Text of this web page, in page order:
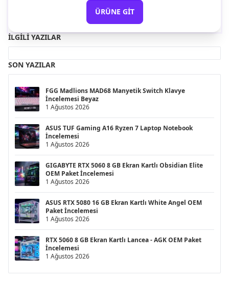
ÜRÜNE GIT
İLGILI YAZILAR
SON YAZILAR
FGG Madlions MAD68 Manyetik Switch Klavye
İncelemesi Beyaz
1 Ağustos 2026
ASUS TUF Gaming A16 Ryzen 7 Laptop Notebook
İncelemesi
1 Ağustos 2026
GIGABYTE RTX 5060 8 GB Ekran Kartlı Obsidian Elite
OEM Paket İncelemesi
1 Ağustos 2026
ASUS RTX 5080 16 GB Ekran Kartlı White Angel OEM
Paket İncelemesi
1 Ağustos 2026
RTX 5060 8 GB Ekran Kartlı Lancea - AGK OEM Paket
İncelemesi
1 Ağustos 2026